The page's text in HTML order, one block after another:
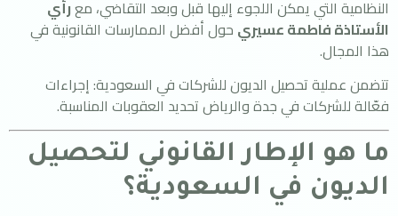
النظامية التي يمكن اللجوء إليها قبل وبعد التقاضي، معرأي
الأستاذة فاطمة عسيري حول أفضل الممارسات القانونية في
هذا المجال.
تتضمن عملية تحصيل الديون للشركات في السعودية: إجراءات
فعّالة للشركات في جدة والرياض تحديد العقوبات المناسبة.
ما هو الإطار القانوني لتحصيل
الديون في السعودية؟